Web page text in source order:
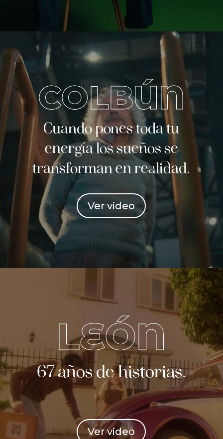
COLBÚN
Cuando pones toda tu
energía los sueños se
transforman en realidad.
Ver video
LEÓN
67 años de historias.
Ver video